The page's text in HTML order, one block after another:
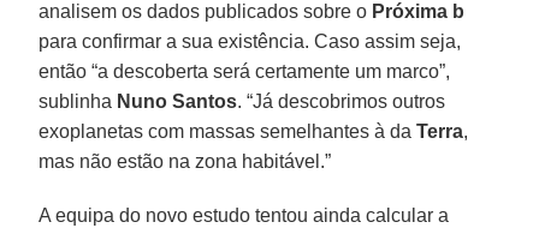
analisem os dados publicados sobre o Próxima b
para confirmar a sua existência. Caso assim seja,
então “a descoberta será certamente um marco”,
sublinha Nuno Santos. “Já descobrimos outros
exoplanetas com massas semelhantes à daTerra,
mas não estão na zona habitável.”
A equipa do novo estudo tentou ainda calcular a